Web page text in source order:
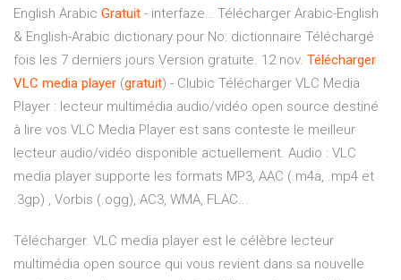
English Arabic Gratuit - interfaze… Télécharger Arabic-English
& English-Arabic dictionary pour No: dictionnaire Téléchargé
fois les 7 derniers jours Version gratuite. 12 nov. Télécharger
VLC media player (gratuit) - Clubic Télécharger VLC Media
Player : lecteur multimédia audio/vidéo open source destiné
à lire vos VLC Media Player est sans conteste le meilleur
lecteur audio/vidéo disponible actuellement. Audio : VLC
media player supporte les formats MP3, AAC (.m4a, .mp4 et
.3gp) , Vorbis (.ogg), AC3, WMA, FLAC...
Télécharger. VLC media player est le célèbre lecteur
multimédia open source qui vous revient dans sa nouvelle